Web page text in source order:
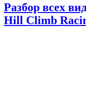
Разбор всех
Hill Climb